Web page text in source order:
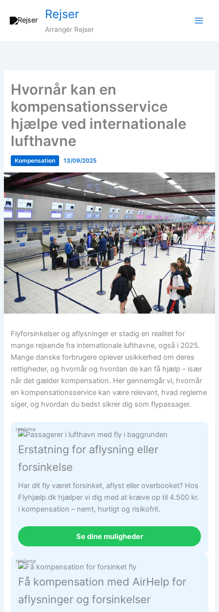
Rejser
Arrangér Rejser
Hvornår kan en
kompensationsservice
hjælpe ved internationale
lufthavne
Kompensation 13/09/2025
Flyforsinkelser og aflysninger er stadig en realitet for
mange rejsende fra internationale lufthavne, også i 2025.
Mange danske forbrugere oplever usikkerhed om deres
rettigheder, og hvornår og hvordan de kan få hjælp – især
når det gælder kompensation. Her gennemgår vi, hvornår
en kompensationsservice kan være relevant, hvad reglerne
siger, og hvordan du bedst sikrer dig som flypassager.
reklame
Erstatning for aflysning eller
forsinkelse
Har dit fly været forsinket, aflyst eller overbooket? Hos
Flyhjælp.dk hjælper vi dig med at kræve op til 4.500 kr.
i kompensation – nemt, hurtigt og risikofrit.
Se dine muligheder
reklame
Få kompensation med AirHelp for
aflysninger og forsinkelser